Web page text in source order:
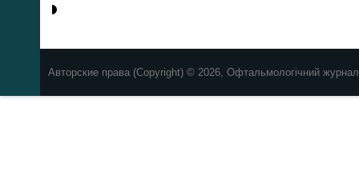
Авторские права (Copyright) © 2026, Офтальмологічний